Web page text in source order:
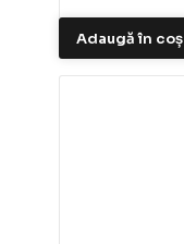
Adaugă în coș